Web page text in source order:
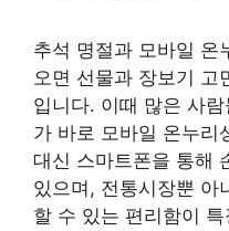
추석 명절과 모바일 온
오면 선물과 장보기 고
입니다. 이때 많은 사
가 바로 모바일 온누리
대신 스마트폰을 통해
있으며, 전통시장뿐 아
할 수 있는 편리함이